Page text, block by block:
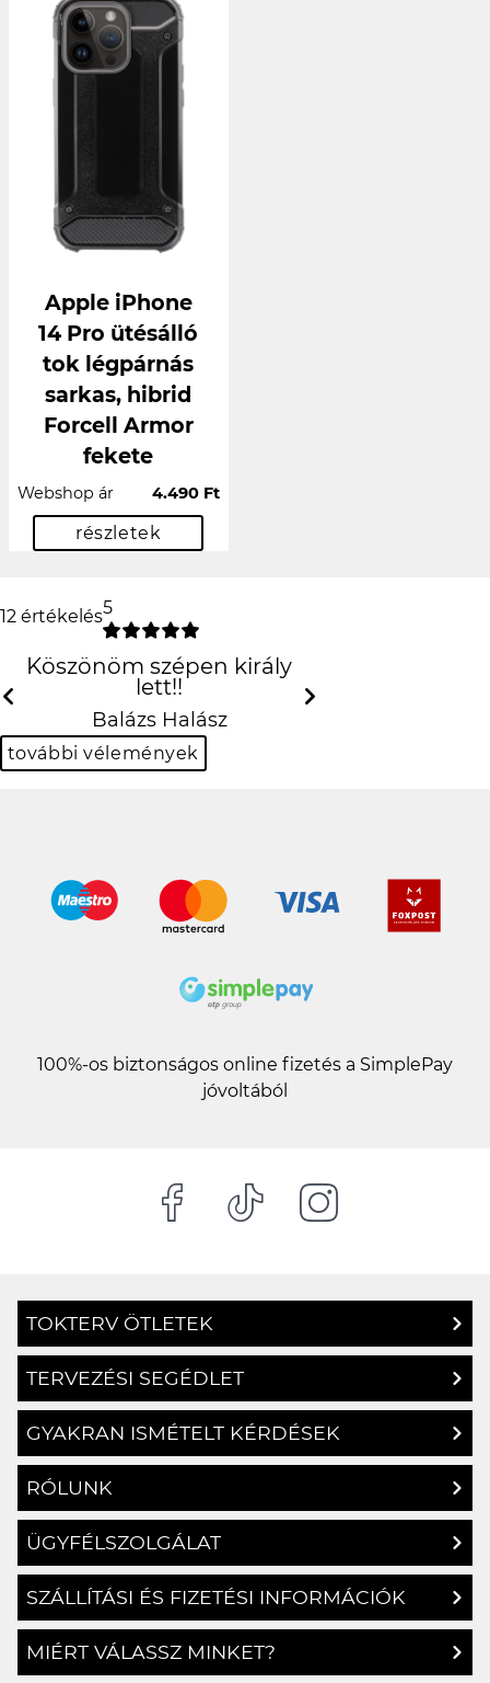
Apple iPhone
14 Pro ütésálló
tok légpárnás
sarkas, hibrid
Forcell Armor
fekete
Webshop ár 4.490 Ft
részletek
12 értékelés5
Köszönöm szépen király lett!!
Balázs Halász
további vélemények
100%-os biztonságos online fizetés a SimplePay
TOKTERV ÖTLETEK
TERVEZÉSI SEGÉDLET
GYAKRAN ISMÉTELT KÉRDÉSEK
RÓLUNK
ÜGYFÉLSZOLGÁLAT
SZÁLLÍTÁSI ÉS FIZETÉSI INFORMÁCIÓK
MIÉRT VÁLASSZ MINKET?